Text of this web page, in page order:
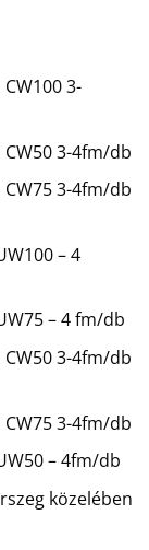
3-
3-4fm/db
3-4fm/db
– 4
– 4 fm/db
3-4fm/db
3-4fm/db
– 4fm/db
közelében